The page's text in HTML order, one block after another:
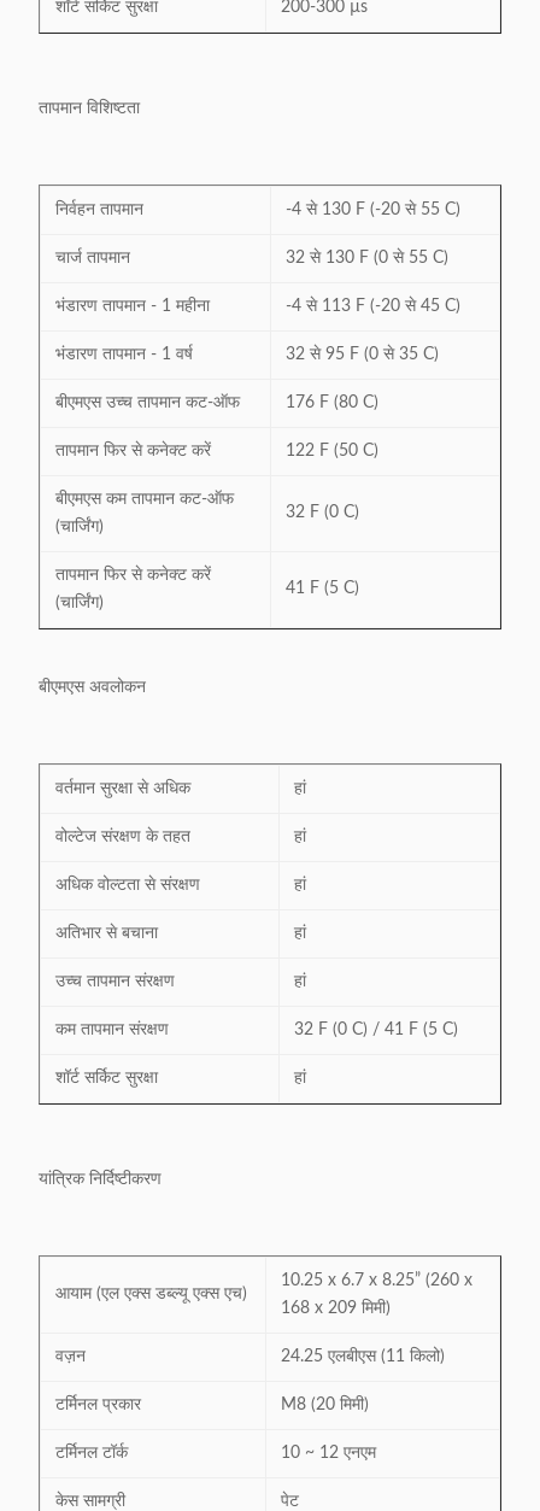
शॉर्ट सर्किट सुरक्षा 200-300 µs
तापमान विशिष्टता
निर्वहन तापमान -4 से 130 F (-20 से 55 C)
चार्ज तापमान 32 से 130 F (0 से 55 C)
भंडारण तापमान - 1 महीना -4 से 113 F (-20 से 45 C)
भंडारण तापमान - 1 वर्ष 32 से 95 F (0 से 35 C)
बीएमएस उच्च तापमान कट-ऑफ 176 F (80 C)
तापमान फिर से कनेक्ट करें 122 F (50 C)
बीएमएस कम तापमान कट-ऑफ
(चार्जिंग)
32 F (0 C)
तापमान फिर से कनेक्ट करें
(चार्जिंग)
41 F (5 C)
बीएमएस अवलोकन
वर्तमान सुरक्षा से अधिक हां
वोल्टेज संरक्षण के तहत हां
अधिक वोल्टता से संरक्षण हां
अतिभार से बचाना हां
उच्च तापमान संरक्षण हां
कम तापमान संरक्षण 32 F (0 C) / 41 F (5 C)
शॉर्ट सर्किट सुरक्षा हां
यांत्रिक निर्दिष्टीकरण
आयाम (एल एक्स डब्ल्यू एक्स एच)
10.25 x 6.7 x 8.25” (260 x
168 x 209 मिमी)
वज़न 24.25 एलबीएस (11 किलो)
टर्मिनल प्रकार M8 (20 मिमी)
टर्मिनल टॉर्क 10 ~ 12 एनएम
केस सामग्री पेट